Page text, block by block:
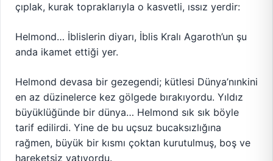
çıplak, kurak topraklarıyla o kasvetli, ıssız yerdir:
Helmond… İblislerin diyarı, İblis Kralı Agaroth’un şu
anda ikamet ettiği yer.
Helmond devasa bir gezegendi; kütlesi Dünya’nınkini
en az düzinelerce kez gölgede bırakıyordu. Yıldız
büyüklüğünde bir dünya… Helmond sık sık böyle
tarif edilirdi. Yine de bu uçsuz bucaksızlığına
rağmen, büyük bir kısmı çoktan kurutulmuş, boş ve
hareketsiz yatıyordu.